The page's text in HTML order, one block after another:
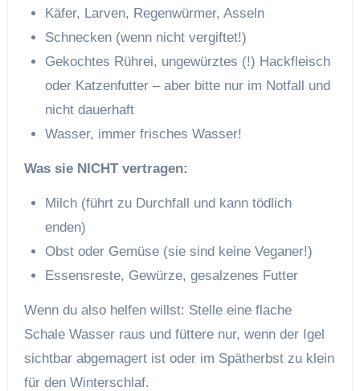
Käfer, Larven, Regenwürmer, Asseln
Schnecken (wenn nicht vergiftet!)
Gekochtes Rührei, ungewürztes (!) Hackfleisch
oder Katzenfutter – aber bitte nur im Notfall und
nicht dauerhaft
Wasser, immer frisches Wasser!
Was sie NICHT vertragen:
Milch (führt zu Durchfall und kann tödlich
enden)
Obst oder Gemüse (sie sind keine Veganer!)
Essensreste, Gewürze, gesalzenes Futter
Wenn du also helfen willst: Stelle eine flache
Schale Wasser raus und füttere nur, wenn der Igel
sichtbar abgemagert ist oder im Spätherbst zu klein
für den Winterschlaf.